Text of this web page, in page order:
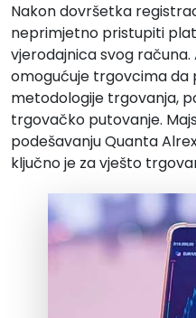
Nakon dovršetka
neprimjetno pristupiti
vjerodajnica svog
omogućuje trgovcima da
metodologije trgovanja,
trgovačko putovanje.
podešavanju Quanta
ključno je za vješto